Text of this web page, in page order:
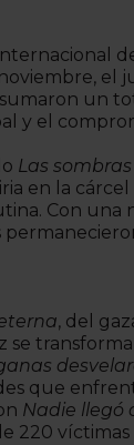
el
un
y el
Las
en la
Con
, del
se
que
Nadie llegó
220